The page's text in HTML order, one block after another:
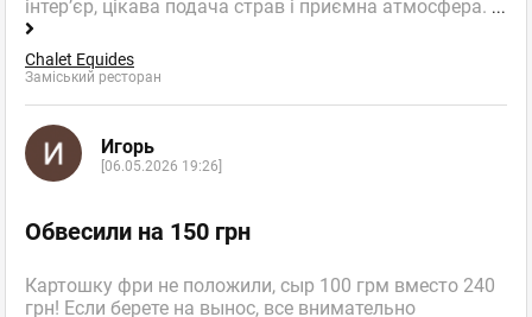
інтер’єр, цікава подача страв і приємна атмосфера. ...
Chalet Equides
Заміський ресторан
Игорь
[06.05.2026 19:26]
Обвесили на 150 грн
Картошку фри не положили, сыр 100 грм вместо 240
грн! Если берете на вынос, все внимательно